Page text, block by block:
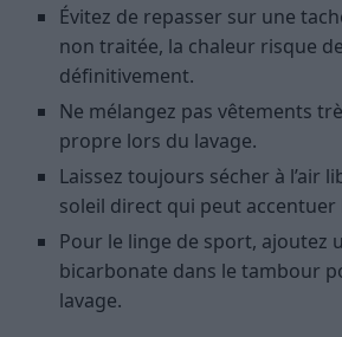
Évitez de repasser sur une
non traitée, la chaleur risque
définitivement.
Ne mélangez pas vêtements
propre lors du lavage.
Laissez toujours sécher à l’air
soleil direct qui peut accentuer
Pour le linge de sport, ajoutez
bicarbonate dans le tambour
lavage.